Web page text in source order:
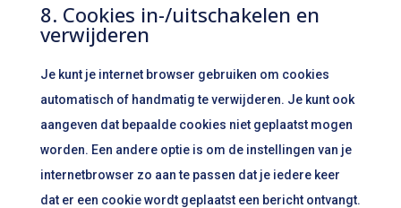
8. Cookies in-/uitschakelen en
verwijderen
Je kunt je internet browser gebruiken om cookies
automatisch of handmatig te verwijderen. Je kunt ook
aangeven dat bepaalde cookies niet geplaatst mogen
worden. Een andere optie is om de instellingen van je
internetbrowser zo aan te passen dat je iedere keer
dat er een cookie wordt geplaatst een bericht ontvangt.